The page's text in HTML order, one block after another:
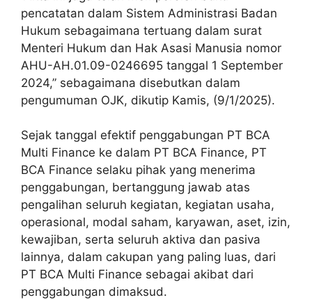
pencatatan dalam Sistem Administrasi Badan
Hukum sebagaimana tertuang dalam surat
Menteri Hukum dan Hak Asasi Manusia nomor
AHU-AH.01.09-0246695 tanggal 1 September
2024,” sebagaimana disebutkan dalam
pengumuman OJK, dikutip Kamis, (9/1/2025).
Sejak tanggal efektif penggabungan PT BCA
Multi Finance ke dalam PT BCA Finance, PT
BCA Finance selaku pihak yang menerima
penggabungan, bertanggung jawab atas
pengalihan seluruh kegiatan, kegiatan usaha,
operasional, modal saham, karyawan, aset, izin,
kewajiban, serta seluruh aktiva dan pasiva
lainnya, dalam cakupan yang paling luas, dari
PT BCA Multi Finance sebagai akibat dari
penggabungan dimaksud.